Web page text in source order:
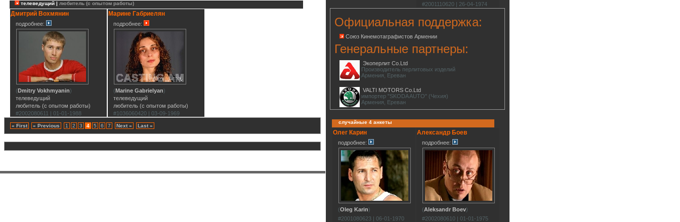
телеведущий | любитель (с опытом работы)
Дмитрий Вохмянин
подробнее:
(Dmitry Vokhmyanin)
телеведущий
любитель (с опытом работы)
#2002080611 | 01-01-1988
Марине Габриелян
подробнее:
(Marine Gabrielyan)
телеведущий
любитель (с опытом работы)
#1036060420 | 03-09-1969
« First « Previous 1 2 3 4 5 6 7 Next » Last »
#2001110620 | 26-04-1974
Официальная поддержка:
Союз Кинемотаграфистов Армении
Генеральные партнеры:
Экоперлит Co.Ltd
Производитель перлитовых изделий
Армения, Ереван
VALTI MOTORS Co.Ltd
импортер "SKODA AUTO" (Чехия)
Армения, Ереван
случайные 4 анкеты
Олег Карин
подробнее:
(Oleg Karin)
#2001080623 | 06-01-1970
Александр Боев
подробнее:
(Aleksandr Boev)
#2002080610 | 01-01-1975